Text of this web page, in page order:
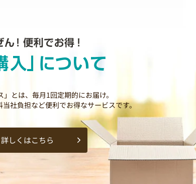
」とは、毎月1回定期的にお届け。
社負担など便利でお得なサービスです。
詳しくはこちら